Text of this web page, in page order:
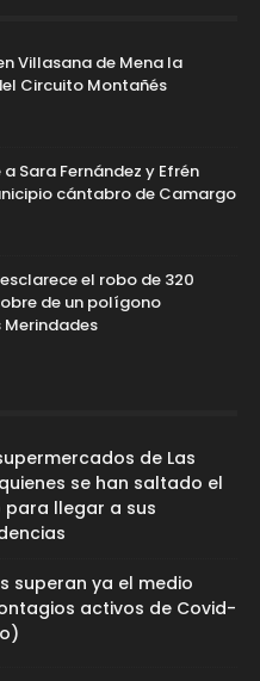
Villasana de Mena la
Circuito Montañés
Sara Fernández y Efrén
cántabro de Camargo
el robo de 320
de un polígono
Merindades
de Las
se han saltado el
llegar a sus
superan ya el medio
activos de Covid-